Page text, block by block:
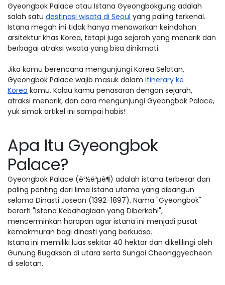
Gyeongbok Palace atau Istana Gyeongbokgung adalah
salah satudestinasi wisata di Seoul yang paling terkenal.
Istana megah ini tidak hanya menawarkan keindahan
arsitektur khas Korea, tetapi juga sejarah yang menarik dan
berbagai atraksi wisata yang bisa dinikmati.
Jika kamu berencana mengunjungi Korea Selatan,
Gyeongbok Palace wajib masuk dalamitinerary ke
Korea kamu. Kalau kamu penasaran dengan sejarah,
atraksi menarik, dan cara mengunjungi Gyeongbok Palace,
yuk simak artikel ini sampai habis!
Apa Itu Gyeongbok
Palace?
Gyeongbok Palace (ê²½ë³µê¶) adalah istana terbesar dan
paling penting dari lima istana utama yang dibangun
selama Dinasti Joseon (1392-1897). Nama "Gyeongbok"
berarti "Istana Kebahagiaan yang Diberkahi",
mencerminkan harapan agar istana ini menjadi pusat
kemakmuran bagi dinasti yang berkuasa.
Istana ini memiliki luas sekitar 40 hektar dan dikelilingi oleh
Gunung Bugaksan di utara serta Sungai Cheonggyecheon
di selatan.